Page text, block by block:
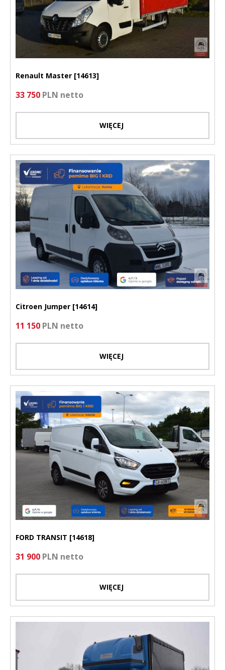
Renault Master [14613]
33 750 PLN netto
WIĘCEJ
Citroen Jumper [14614]
11 150 PLN netto
WIĘCEJ
FORD TRANSIT [14618]
31 900 PLN netto
WIĘCEJ